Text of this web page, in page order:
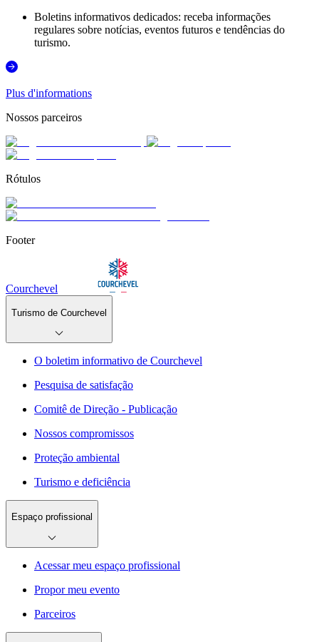
Boletins informativos dedicados: receba informações
regulares sobre notícias, eventos futuros e tendências do
turismo.
Plus d'informations
Nossos parceiros
Rótulos
Footer
Courchevel
Turismo de Courchevel
O boletim informativo de Courchevel
Pesquisa de satisfação
Comitê de Direção - Publicação
Nossos compromissos
Proteção ambiental
Turismo e deficiência
Espaço profissional
Acessar meu espaço profissional
Propor meu evento
Parceiros